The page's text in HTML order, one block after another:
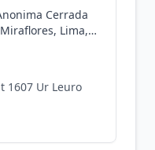
Cerrada
Lima,
1607 Ur Leuro